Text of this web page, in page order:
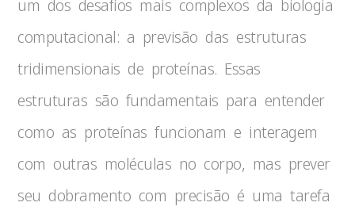
um dos desafios mais complexos da biologia
computacional: a previsão das estruturas
tridimensionais de proteínas. Essas
estruturas são fundamentais para entender
como as proteínas funcionam e interagem
com outras moléculas no corpo, mas prever
seu dobramento com precisão é uma tarefa